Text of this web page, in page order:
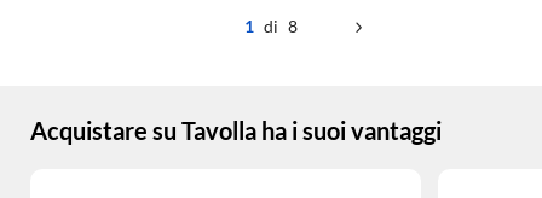
1 di 8
Acquistare su Tavolla ha i suoi vantaggi